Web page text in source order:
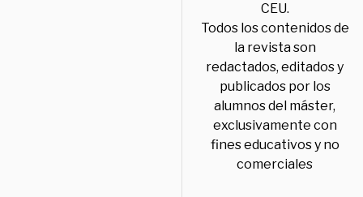
CEU.
Todos los contenidos de
la revista son
redactados, editados y
publicados por los
alumnos del máster,
exclusivamente con
fines educativos y no
comerciales